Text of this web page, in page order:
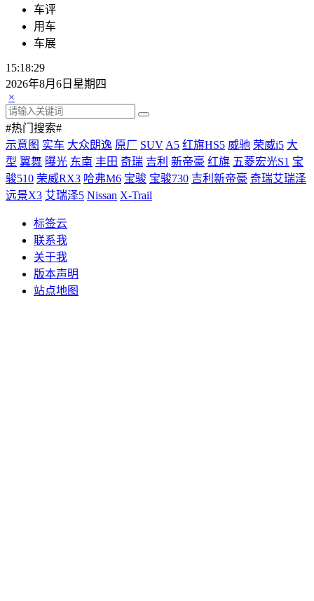
车评
用车
车展
15:18:30
2026年8月6日星期四
×
#热门搜索#
示意图 实车 大众朗逸 原厂 SUVA5 红旗HS5 威驰 荣威i5 大
型 翼舞 曝光 东南 丰田 奇瑞 吉利 新帝豪 红旗 五菱宏光S1 宝
骏510 荣威RX3 哈弗M6 宝骏 宝骏730 吉利新帝豪 奇瑞艾瑞泽
远景X3 艾瑞泽5 Nissan X-Trail
标签云
联系我
关于我
版本声明
站点地图